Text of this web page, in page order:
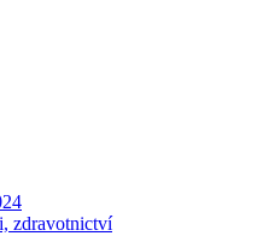
zdravotnictví